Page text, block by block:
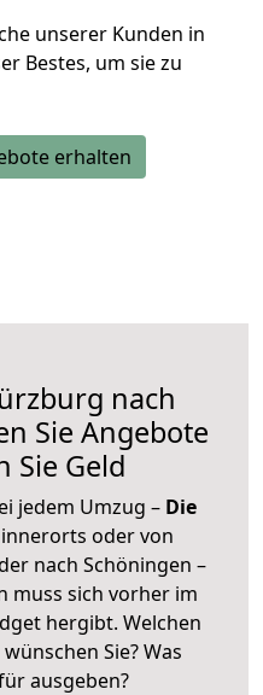
unserer Kunden in
Bestes, um sie zu
erhalten
nach
Sie Angebote
Sie Geld
jedem Umzug – Die
oder von
nach Schöningen –
muss sich vorher im
hergibt. Welchen
Sie? Was
ausgeben?